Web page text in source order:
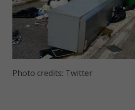
Photo credits: Twitter